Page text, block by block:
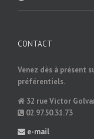
CONTACT
Venez dès à présent
préférentiels.
32 rue Victor
02.97.50.31.73
e-mail